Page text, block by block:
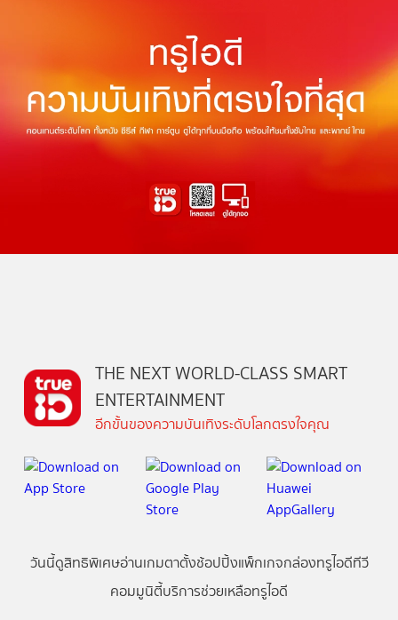
THE NEXT WORLD-CLASS SMART
ENTERTAINMENT
อีกขั้นของความบันเทิงระดับโลกตรงใจคุณ
วันนี้ดูสิทธิพิเศษอ่านเกมตาตั้งช้อปปิ้งแพ็กเกจกล่องทรูไอดีทีวี
คอมมูนิตี้บริการช่วยเหลือทรูไอดี